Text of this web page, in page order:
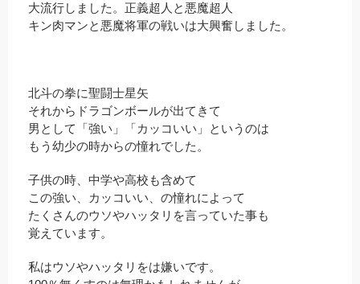
大流行しました。正義超人と悪魔超人
キン肉マンと悪魔将軍の戦いは大興奮しました。
北斗の拳に聖闘士星矢
それからドラゴンボールが出てきて
男として「強い」「カッコいい」というのは
もう幼少の時からの憧れでした。
子供の時、中学や高校も含めて
この強い、カッコいい、の憧れによって
たくさんのウソやハッタリを言っていた事も
覚えています。
私はウソやハッタリをは嫌いです。